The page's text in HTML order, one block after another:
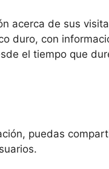
acerca de sus
duro, con
el tiempo que
puedas